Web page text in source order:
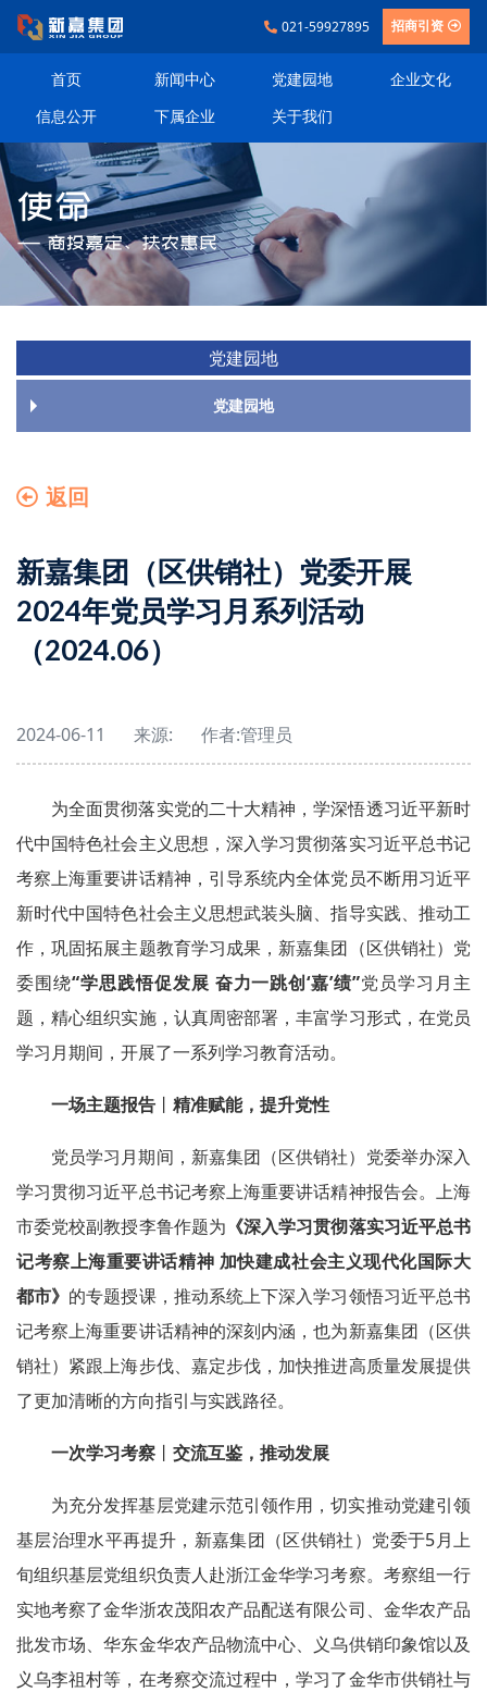
021-59927895 招商引资
首页 新闻中心 党建园地
企业文化
信息公开
下属企业 关于我们
党建园地
党建园地
返回
新嘉集团（区供销社）党委开展
2024年党员学习月系列活动
（2024.06）
2024-06-11 来源: 作者:管理员
为全面贯彻落实党的二十大精神，学深悟透习近平新时
代中国特色社会主义思想，深入学习贯彻落实习近平总书记
考察上海重要讲话精神，引导系统内全体党员不断用习近平
新时代中国特色社会主义思想武装头脑、指导实践、推动工
作，巩固拓展主题教育学习成果，新嘉集团（区供销社）党
委围绕“学思践悟促发展 奋力一跳创‘嘉’绩”党员学习月主
题，精心组织实施，认真周密部署，丰富学习形式，在党员
学习月期间，开展了一系列学习教育活动。
一场主题报告 丨 精准赋能，提升党性
党员学习月期间，新嘉集团（区供销社）党委举办深入
学习贯彻习近平总书记考察上海重要讲话精神报告会。上海
市委党校副教授李鲁作题为 《深入学习贯彻落实习近平总书
记考察上海重要讲话精神 加快建成社会主义现代化国际大
都市》 的专题授课，推动系统上下深入学习领悟习近平总书
记考察上海重要讲话精神的深刻内涵，也为新嘉集团（区供
销社）紧跟上海步伐、嘉定步伐，加快推进高质量发展提供
了更加清晰的方向指引与实践路径。
一次学习考察 丨 交流互鉴，推动发展
为充分发挥基层党建示范引领作用，切实推动党建引领
基层治理水平再提升，新嘉集团（区供销社）党委于5月上
旬组织基层党组织负责人赴浙江金华学习考察。考察组一行
实地考察了金华浙农茂阳农产品配送有限公司、金华农产品
批发市场、华东金华农产品物流中心、义乌供销印象馆以及
义乌李祖村等，在考察交流过程中，学习了金华市供销社与